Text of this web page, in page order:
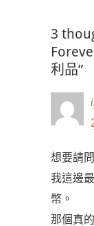
3
利品”
想要請
我這邊
幣。
那個真